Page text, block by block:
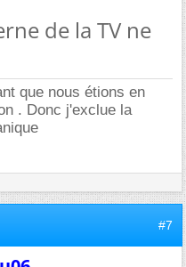
de la TV ne
que nous étions en
. Donc j'exclue la
#7